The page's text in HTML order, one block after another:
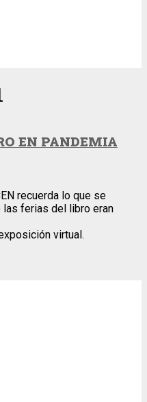
EN PANDEMIA
recuerda lo que se
las ferias del libro eran
virtual.